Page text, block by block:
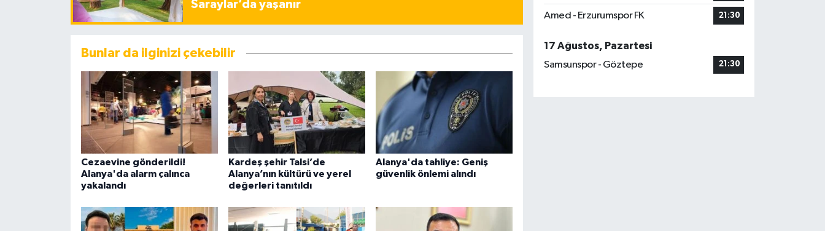
Saraylar’da yaşanır
Bunlar da ilginizi çekebilir
Cezaevine gönderildi!
Alanya'da alarm çalınca
yakalandı
Kardeş şehir Talsi’de
Alanya’nın kültürü ve yerel
değerleri tanıtıldı
Alanya'da tahliye: Geniş
güvenlik önlemi alındı
Amed - Erzurumspor FK 21:30
17 Ağustos, Pazartesi
Samsunspor - Göztepe
21:30